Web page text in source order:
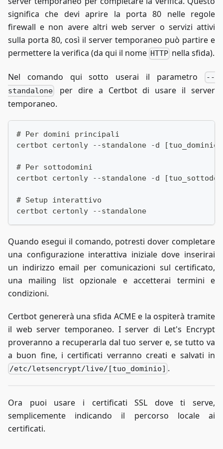
significa che devi aprire la porta 80 nelle regole
firewall e non avere altri web server o servizi attivi
sulla porta 80, così il server temporaneo può partire e
permettere la verifica (da qui il nome HTTP nella sfida).
Nel comando qui sotto userai il parametro
--
standalone
per dire a Certbot di usare il server
temporaneo.
# Per domini principali
certbot certonly --standalone -d
# Per sottodomini
certbot certonly --standalone -d
# Setup interattivo
certbot certonly --standalone
Quando esegui il comando, potresti dover completare
una configurazione interattiva iniziale dove inserirai
un indirizzo email per comunicazioni sul certificato,
una mailing list opzionale e accetterai termini e
condizioni.
Certbot genererà una sfida ACME e la ospiterà tramite
il web server temporaneo. I server di Let's Encrypt
proveranno a recuperarla dal tuo server e, se tutto va
a buon fine, i certificati verranno creati e salvati in
/etc/letsencrypt/live/[tuo_dominio] .
Ora puoi usare i certificati SSL dove ti serve,
semplicemente indicando il percorso locale ai
certificati.